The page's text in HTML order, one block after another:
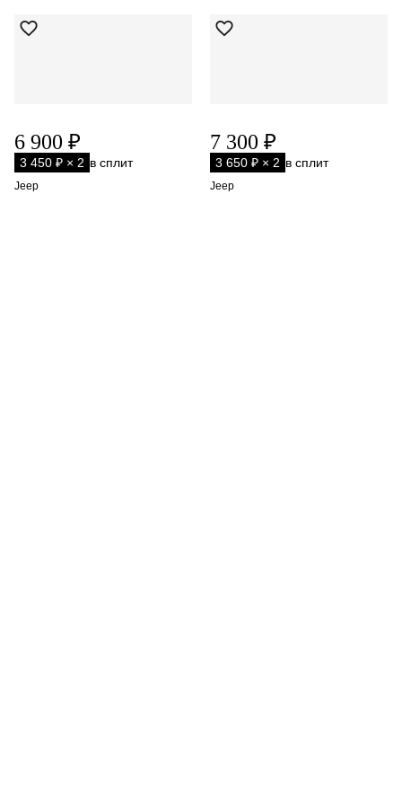
6 900 ₽
3 450 ₽ × 2 в сплит
Jeep
7 300 ₽
3 650 ₽ × 2 в сплит
Jeep